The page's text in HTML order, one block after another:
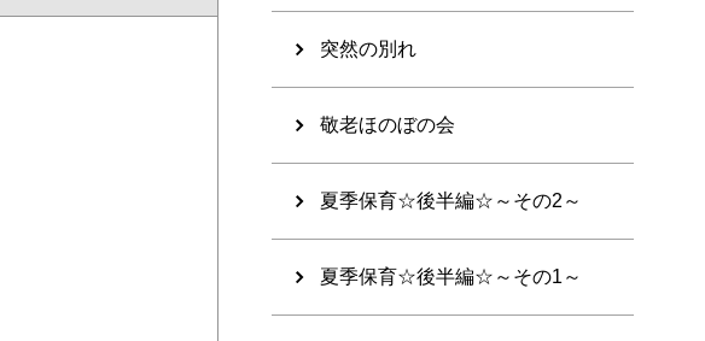
突然の別れ
敬老ほのぼの会
夏季保育☆後半編☆～その2～
夏季保育☆後半編☆～その1～